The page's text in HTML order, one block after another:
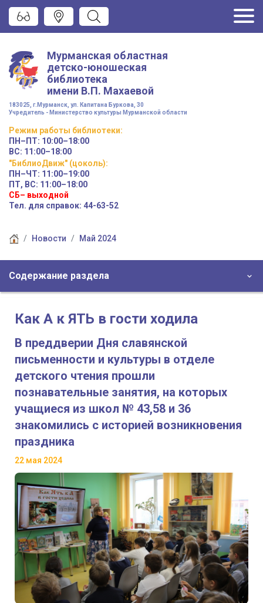
Мурманская областная
детско-юношеская
библиотека
имени В.П. Махаевой
183025, г.Мурманск, ул. Капитана Буркова, 30
Учредитель - Министерство культуры Мурманской области
Режим работы библиотеки:
ПН–ПТ: 10:00–18:00
ВС: 11:00–18:00
"БиблиоДвиж" (цоколь):
ПН–ЧТ: 11:00–19:00
ПТ, ВС: 11:00–18:00
СБ– выходной
Тел. для справок: 44-63-52
Новости Май 2024
Содержание раздела
Как А к ЯТЬ в гости ходила
В преддверии Дня славянской
письменности и культуры в отделе
детского чтения прошли
познавательные занятия, на которых
учащиеся из школ № 43,58 и 36
знакомились с историей возникновения
праздника
22 мая 2024